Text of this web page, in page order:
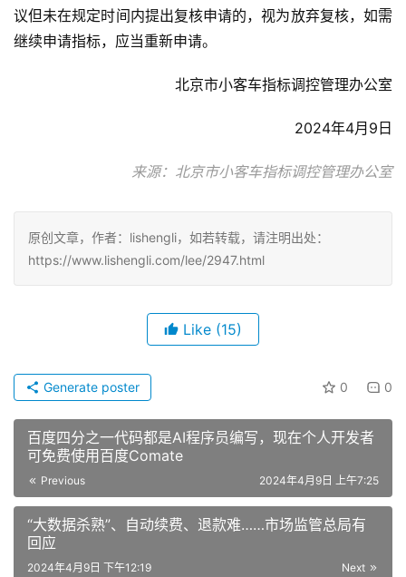
议但未在规定时间内提出复核申请的，视为放弃复核，如需
继续申请指标，应当重新申请。
北京市小客车指标调控管理办公室
2024年4月9日
来源：北京市小客车指标调控管理办公室
原创文章，作者：lishengli，如若转载，请注明出处：
https://www.lishengli.com/lee/2947.html
Like (15)
0 0
Generate poster
百度四分之一代码都是AI程序员编写，现在个人开发者
可免费使用百度Comate
Previous 2024年4月9日 上午7:25
“大数据杀熟”、自动续费、退款难……市场监管总局有
回应
Next
2024年4月9日 下午12:19